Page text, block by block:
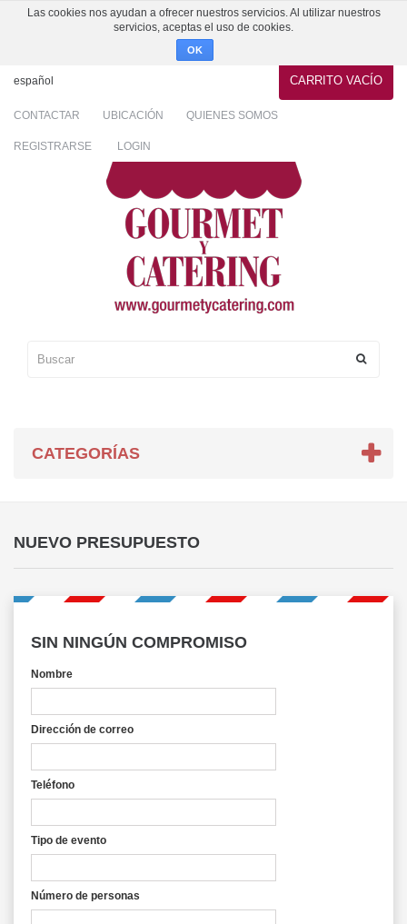
Las cookies nos ayudan a ofrecer nuestros servicios. Al utilizar nuestros
servicios, aceptas el uso de cookies.
OK
CARRITO VACÍO
español
CONTACTAR UBICACIÓN QUIENES SOMOS
REGISTRARSE LOGIN
CATEGORÍAS
NUEVO PRESUPUESTO
SIN NINGÚN COMPROMISO
Nombre
Dirección de correo
Teléfono
Tipo de evento
Número de personas